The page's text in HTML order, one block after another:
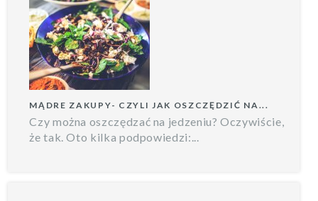
MĄDRE ZAKUPY- CZYLI JAK OSZCZĘDZIĆ NA...
Czy można oszczędzać na jedzeniu? Oczywiście,
że tak. Oto kilka podpowiedzi:...